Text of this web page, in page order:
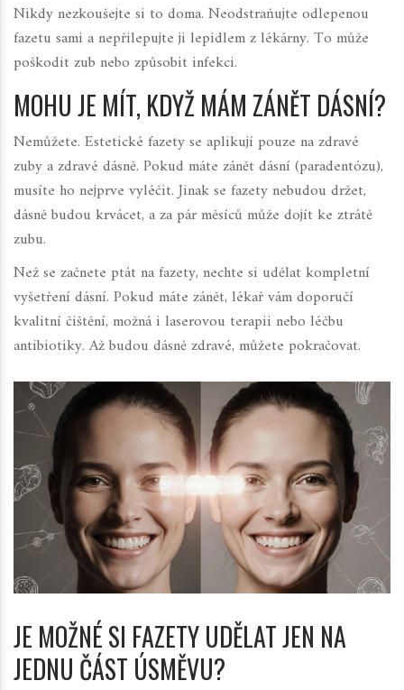
Nikdy nezkoušejte si to doma. Neodstraňujte odlepenou
fazetu sami a nepřilepujte ji lepidlem z lékárny. To může
poškodit zub nebo způsobit infekci.
MOHU JE MÍT, KDYŽ MÁM ZÁNĚT DÁSNÍ?
Nemůžete. Estetické fazety se aplikují pouze na zdravé
zuby a zdravé dásně. Pokud máte zánět dásní (paradentózu),
musíte ho nejprve vyléčit. Jinak se fazety nebudou držet,
dásně budou krvácet, a za pár měsíců může dojít ke ztrátě
zubu.
Než se začnete ptát na fazety, nechte si udělat kompletní
vyšetření dásní. Pokud máte zánět, lékař vám doporučí
kvalitní čištění, možná i laserovou terapii nebo léčbu
antibiotiky. Až budou dásně zdravé, můžete pokračovat.
JE MOŽNÉ SI FAZETY UDĚLAT JEN NA
JEDNU ČÁST ÚSMĚVU?